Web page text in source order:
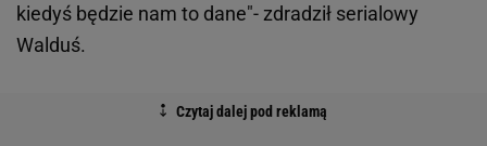
kiedyś będzie nam to dane"- zdradził serialowy
Walduś.